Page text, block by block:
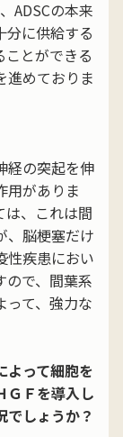
ADSCの本来
分に供給する
ことができる
進めておりま
経の突起を伸
用がありま
は、これは間
、脳梗塞だけ
性疾患におい
ので、間葉系
って、強力な
って細胞を
ＧＦを導入し
でしょうか？